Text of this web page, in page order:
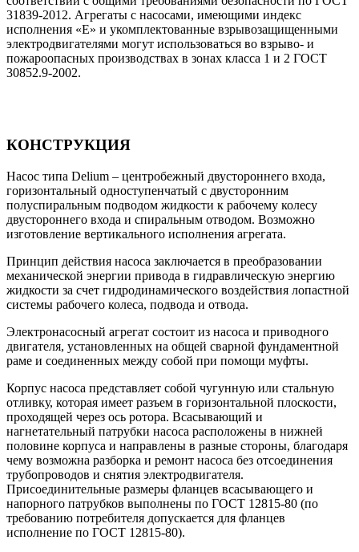
31839-2012. Агрегаты с насосами, имеющими индекс
исполнения «Е» и укомплектованные взрывозащищенными
электродвигателями могут использоваться во взрыво- и
пожароопасных производствах в зонах класса 1 и 2 ГОСТ
30852.9-2002.
КОНСТРУКЦИЯ
Насос типа Delium – центробежный двустороннего входа,
горизонтальный одноступенчатый с двусторонним
полуспиральным подводом жидкости к рабочему колесу
двустороннего входа и спиральным отводом. Возможно
изготовление вертикального исполнения агрегата.
Принцип действия насоса заключается в преобразовании
механической энергии привода в гидравлическую энергию
жидкости за счет гидродинамического воздействия лопастной
системы рабочего колеса, подвода и отвода.
Электронасосный агрегат состоит из насоса и приводного
двигателя, установленных на общей сварной фундаментной
раме и соединенных между собой при помощи муфты.
Корпус насоса представляет собой чугунную или стальную
отливку, которая имеет разъем в горизонтальной плоскости,
проходящей через ось ротора. Всасывающий и
нагнетательный патрубки насоса расположены в нижней
половине корпуса и направлены в разные стороны, благодаря
чему возможна разборка и ремонт насоса без отсоединения
трубопроводов и снятия электродвигателя.
Присоединительные размеры фланцев всасывающего и
напорного патрубков выполнены по ГОСТ 12815-80 (по
требованию потребителя допускается для фланцев
исполнение по ГОСТ 12815-80).